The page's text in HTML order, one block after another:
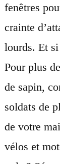
fenêtres
crainte
lourds. Et
Pour plus
de sapin,
soldats de
de votre
vélos et